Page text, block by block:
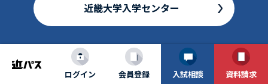
近畿大学入学センター
ログイン 会員登録 入試相談 資料請求